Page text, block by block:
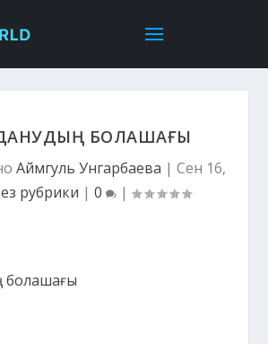
БОЛАШАҒЫ
Аймгуль Унгарбаева | Сен 16,
рубрики | 0 |
болашағы